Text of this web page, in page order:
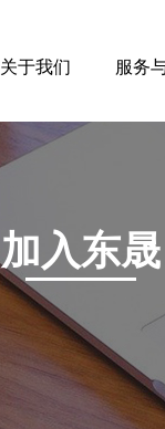
关于我们 服务
加入东晟